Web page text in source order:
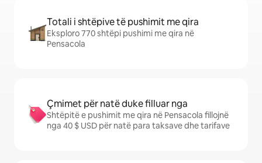
Totali i shtëpive të pushimit me qira
Eksploro 770 shtëpi pushimi me qira në
Pensacola
Çmimet për natë duke filluar nga
Shtëpitë e pushimit me qira në Pensacola fillojnë
nga 40 $ USD për natë para taksave dhe tarifave